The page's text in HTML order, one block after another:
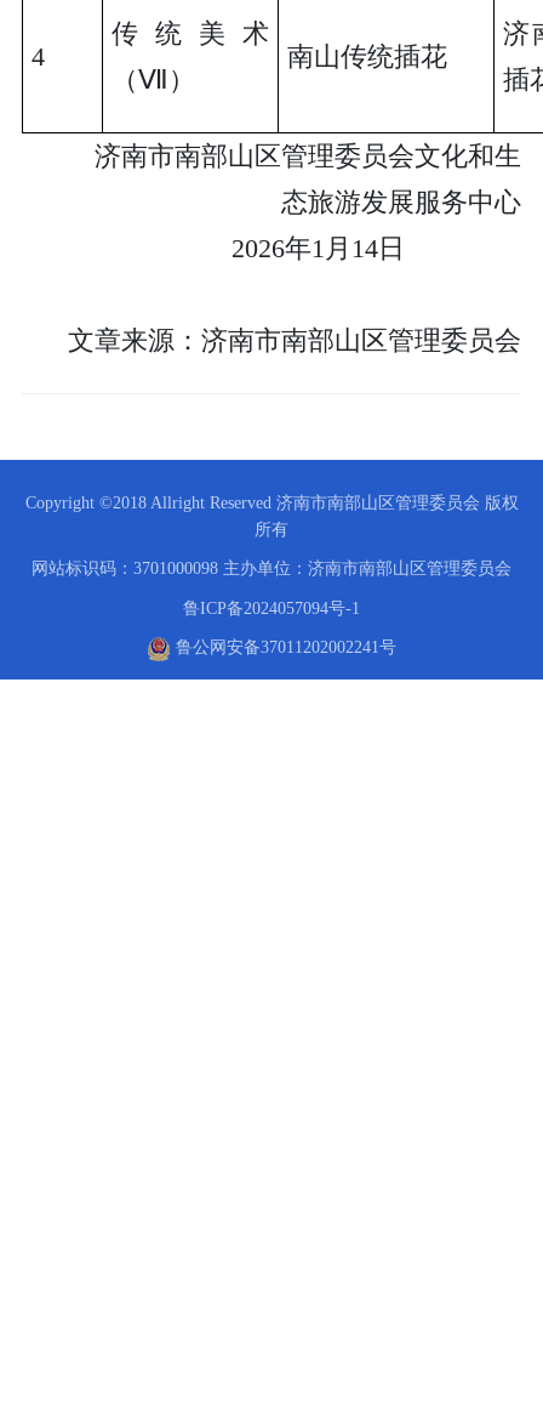
4
传统美术
（Ⅶ）
南山传统插花
济
插
济南市南部山区管理委员会文化和生
态旅游发展服务中心
2026年1月14日
文章来源：济南市南部山区管理委员会
Copyright ©2018 Allright Reserved 济南市南部山区管理委员会 版权
所有
网站标识码：3701000098 主办单位：济南市南部山区管理委员会
鲁ICP备2024057094号-1
鲁公网安备37011202002241号